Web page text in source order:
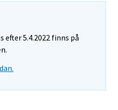
5.4.2022 finns på